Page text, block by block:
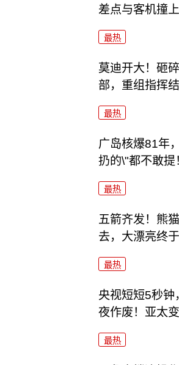
差点与客机撞上
最热
莫迪开大！砸
部，重组指挥
最热
广岛核爆81年
扔的\"都不敢提
最热
五箭齐发！熊
去，大漂亮终
最热
央视短短5秒钟
夜作废！亚太
最热